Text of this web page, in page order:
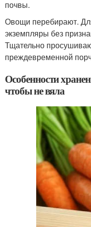
почвы.
Овощи перебирают.
экземпляры без
Тщательно
преждевременной
Особенности
чтобы не вяла